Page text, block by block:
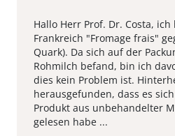
Hallo Herr Prof. Dr. Costa,
Frankreich "Fromage frais"
Quark). Da sich auf der
Rohmilch befand, bin ich
dies kein Problem ist.
herausgefunden, dass es
Produkt aus unbehandelter
gelesen habe ...